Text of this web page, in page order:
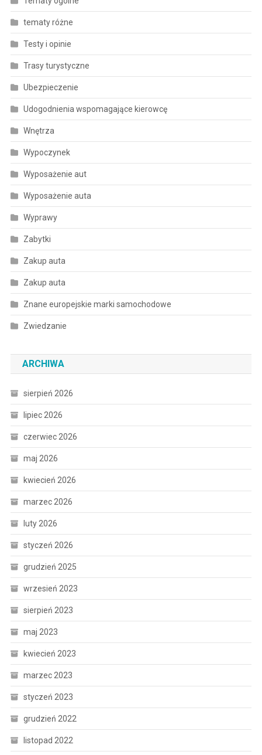
tematy różne
Testy i opinie
Trasy turystyczne
Ubezpieczenie
Udogodnienia wspomagające kierowcę
Wnętrza
Wypoczynek
Wyposażenie aut
Wyposażenie auta
Wyprawy
Zabytki
Zakup auta
Zakup auta
Znane europejskie marki samochodowe
Zwiedzanie
ARCHIWA
sierpień 2026
lipiec 2026
czerwiec 2026
maj 2026
kwiecień 2026
marzec 2026
luty 2026
styczeń 2026
grudzień 2025
wrzesień 2023
sierpień 2023
maj 2023
kwiecień 2023
marzec 2023
styczeń 2023
grudzień 2022
listopad 2022